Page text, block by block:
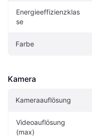
Energieeffizienzklas
se
Farbe
Kamera
Kameraauflösung
Videoauflösung
(max)